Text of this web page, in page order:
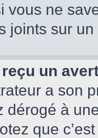
vous ne
joints sur un
un
a son
dérogé à
que